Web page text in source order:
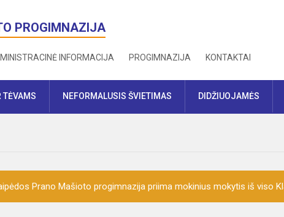
PROGIMNAZIJA
INFORMACIJA PROGIMNAZIJA KONTAKTAI
TĖVAMS NEFORMALUSIS ŠVIETIMAS DIDŽIUOJAMĖS
Prano Mašioto progimnazija priima mokinius mokytis iš viso